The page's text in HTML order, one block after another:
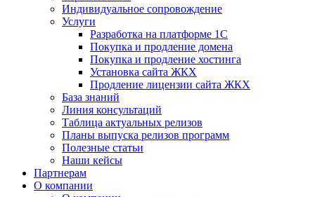
Индивидуальное сопровождение
Услуги
Разработка на платформе 1С
Покупка и продление домена
Покупка и продление хостинга
Установка сайта ЖКХ
Продление лицензии сайта ЖКХ
База знаний
Линия консультаций
Таблица актуальных релизов
Планы выпуска релизов программ
Полезные статьи
Наши кейсы
Партнерам
О компании